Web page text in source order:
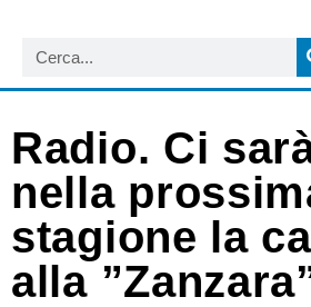
Radio. Ci
nella
stagione la
alla